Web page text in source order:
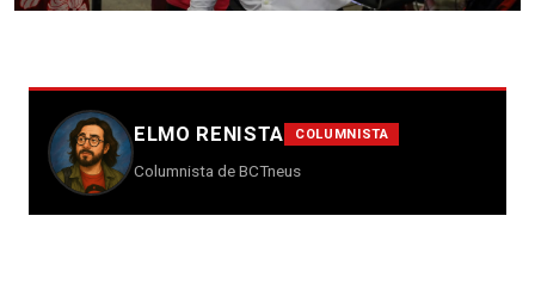
ELMO RENISTA COLUMNISTA
Columnista de BCTneus